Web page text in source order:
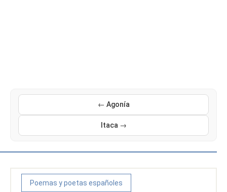
← Agonía
Itaca →
Poemas y poetas españoles